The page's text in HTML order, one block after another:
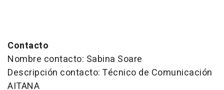
Contacto
Nombre contacto: Sabina Soare
Descripción contacto: Técnico de Comunicación
AITANA